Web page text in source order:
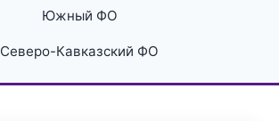
Южный ФО
Северо-Кавказский ФО